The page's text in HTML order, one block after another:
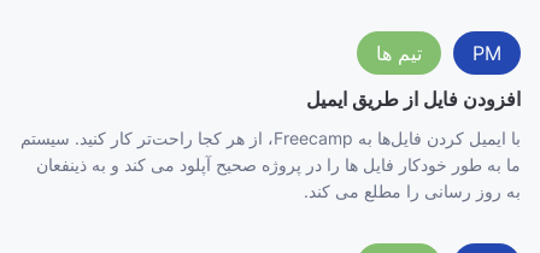
PM
تیم ها
افزودن فایل از طریق ایمیل
با ایمیل کردن فایل‌ها به Freecamp، از هر کجا راحت‌تر کار کنید. سیستم
ما به طور خودکار فایل ها را در پروژه صحیح آپلود می کند و به ذینفعان
به روز رسانی را مطلع می کند.